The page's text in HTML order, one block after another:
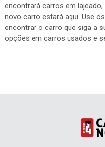
encontrará carros em
novo carro estará aqui. Use
encontrar o carro que siga a
opções em carros usados e